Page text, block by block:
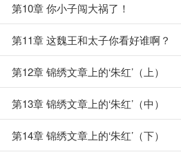
第10章 你小子闯大祸了！
第11章 这魏王和太子你看好谁啊？
第12章 锦绣文章上的‘朱红’（上）
第13章 锦绣文章上的‘朱红’（中）
第14章 锦绣文章上的‘朱红’（下）